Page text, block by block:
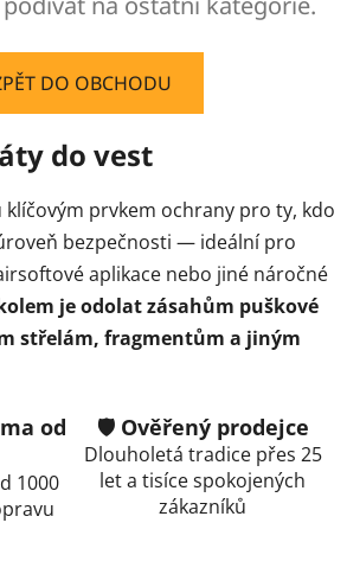
DO OBCHODU
do vest
klíčovým prvkem ochrany pro ty, kdo
bezpečnosti — ideální pro
aplikace nebo jiné náročné
je odolat zásahům puškové
střelám, fragmentům a jiným
od
1000
🛡️ Ověřený prodejce
Dlouholetá tradice přes 25
let a tisíce spokojených
zákazníků